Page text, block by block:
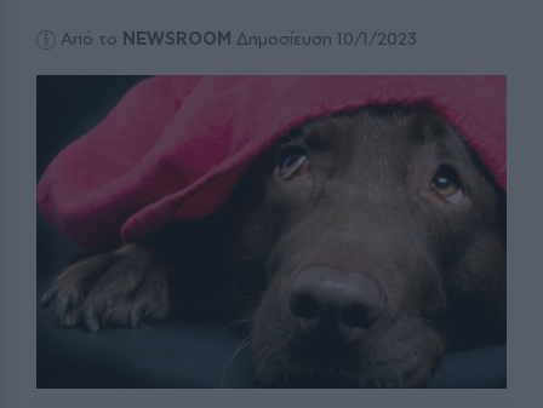
Από το NEWSROOM Δημοσίευση 10/1/2023